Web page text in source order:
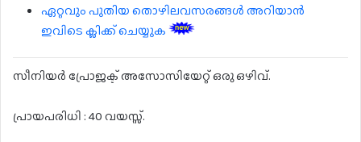
ഏറ്റവും പുതിയ തൊഴിലവസരങ്ങൾ അറിയാൻ
ഇവിടെ ക്ലിക്ക് ചെയ്യുക
സീനിയർ പ്രോജക്ട് അസോസിയേറ്റ് ഒരു ഒഴിവ്.
പ്രായപരിധി : 40 വയസ്സ്.